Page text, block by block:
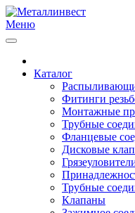
Меню
Каталог
Фитинги
Монтажные
Трубные
Фланцевые
Дисковые
Трубные
Клапаны